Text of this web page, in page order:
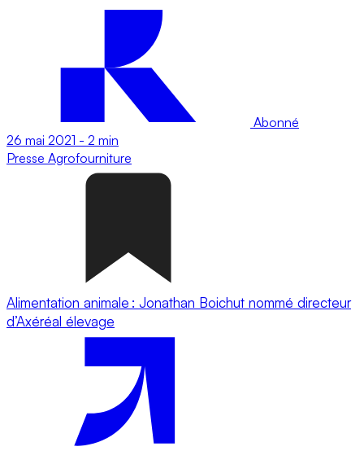
Abonné
26 mai 2021 - 2 min
Presse Agrofourniture
Alimentation animale : Jonathan Boichut nommé directeur
d’Axéréal élevage